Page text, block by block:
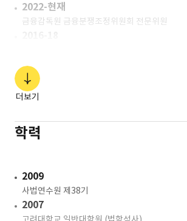
2022-현재
금융감독원 금융분쟁조정위원회 전문위원
2014-16
금융감독원 제재심의국
2013-14
2010-13
한국자산관리공사 종합기획부 법무팀
더보기
학력
2009
사법연수원 제38기
2007